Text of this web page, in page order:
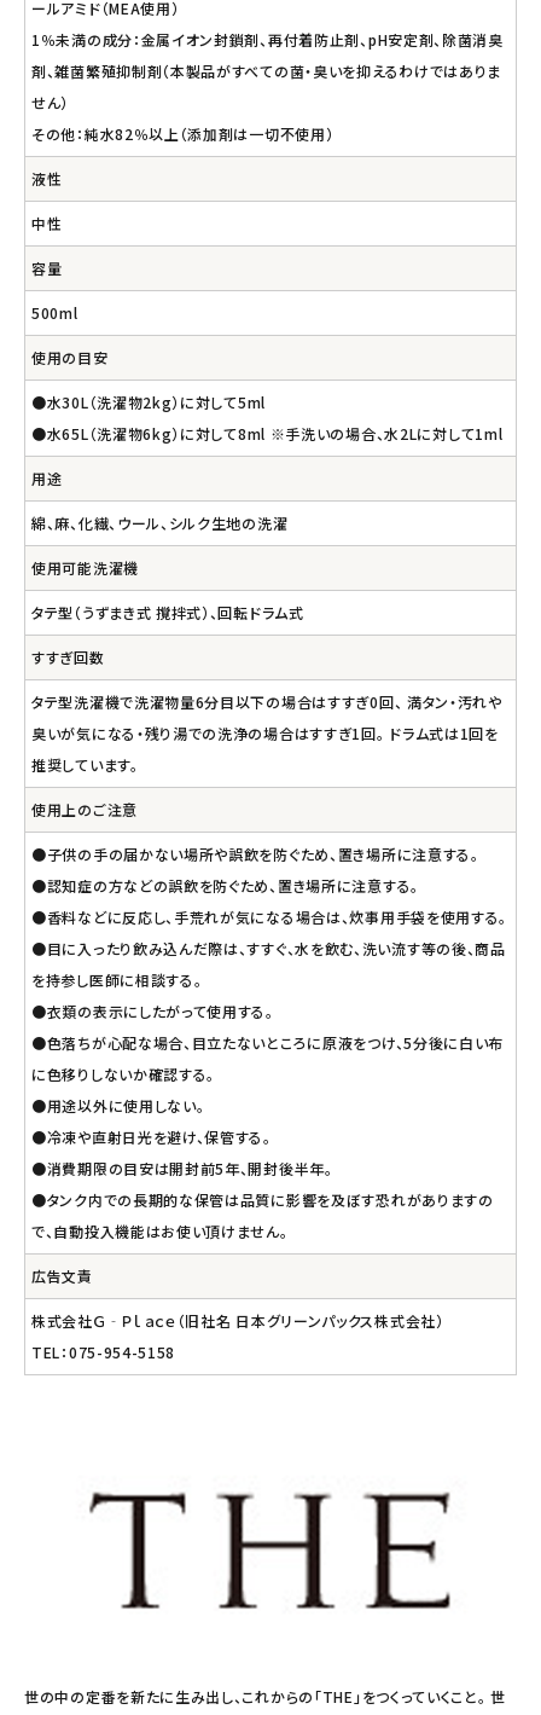
ールアミド（MEA使用）
1％未満の成分：金属イオン封鎖剤、再付着防止剤、pH安定剤、除菌消臭
剤、雑菌繁殖抑制剤（本製品がすべての菌・臭いを抑えるわけではありま
せん）
その他：純水82％以上（添加剤は一切不使用）
液性
中性
容量
500ml
使用の目安
●水30L（洗濯物2kg）に対して5ml
●水65L（洗濯物6kg）に対して8ml ※手洗いの場合、水2Lに対して1ml
用途
綿、麻、化繊、ウール、シルク生地の洗濯
使用可能洗濯機
タテ型（うずまき式 撹拌式）、回転ドラム式
すすぎ回数
タテ型洗濯機で洗濯物量6分目以下の場合はすすぎ0回、 満タン・汚れや
臭いが気になる・残り湯での洗浄の場合はすすぎ1回。 ドラム式は1回を
推奨しています。
使用上のご注意
●子供の手の届かない場所や誤飲を防ぐため、置き場所に注意する。
●認知症の方などの誤飲を防ぐため、置き場所に注意する。
●香料などに反応し、手荒れが気になる場合は、炊事用手袋を使用する。
●目に入ったり飲み込んだ際は、すすぐ、水を飲む、洗い流す等の後、商品
を持参し医師に相談する。
●衣類の表示にしたがって使用する。
●色落ちが心配な場合、目立たないところに原液をつけ、5分後に白い布
に色移りしないか確認する。
●用途以外に使用しない。
●冷凍や直射日光を避け、保管する。
●消費期限の目安は開封前5年、開封後半年。
●タンク内での長期的な保管は品質に影響を及ぼす恐れがありますの
で、自動投入機能はお使い頂けません。
広告文責
株式会社Ｇ‐Ｐｌａｃｅ（旧社名 日本グリーンパックス株式会社）
TEL：075-954-5158
世の中の定番を新たに生み出し、これからの「THE」をつくっていくこと。 世